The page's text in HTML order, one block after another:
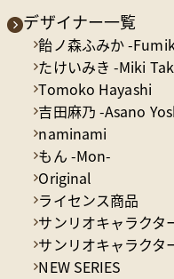
デザイナー一覧
飴ノ森ふみか -
たけいみき -Miki
Tomoko Hayashi
吉田麻乃 -Asano
naminami
もん -Mon-
Original
ライセンス商品
サンリオキャラク
サンリオキャラク
NEW SERIES